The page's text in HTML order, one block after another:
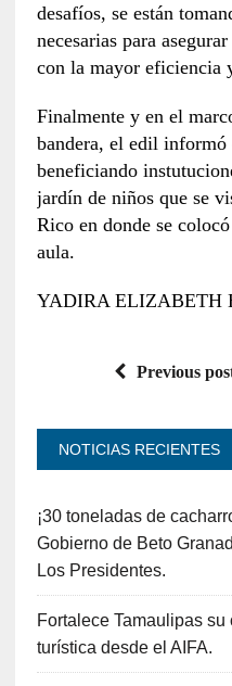
desafíos, se están
necesarias para
con la mayor eficiencia
Finalmente y en el
bandera, el edil informó
beneficiando
jardín de niños que se
Rico en donde se
aula.
YADIRA ELIZABETH
Previous
NOTICIAS RECIENTES
¡30 toneladas de
Gobierno de Beto
Los Presidentes.
Fortalece Tamaulipas
turística desde el AIFA.